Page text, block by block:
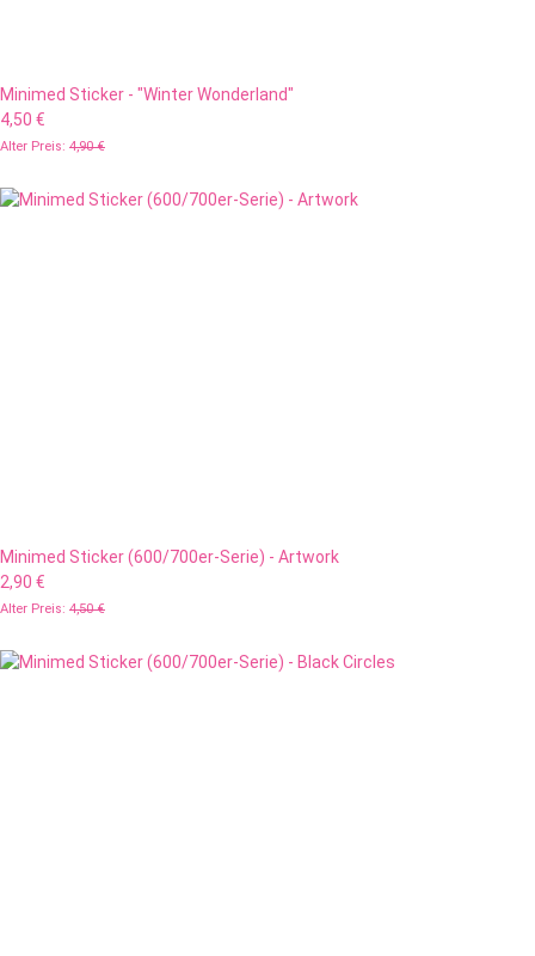
Minimed Sticker - "Winter Wonderland"
4,50 €
Alter Preis: 4,90 €
Minimed Sticker (600/700er-Serie) - Artwork
2,90 €
Alter Preis: 4,50 €